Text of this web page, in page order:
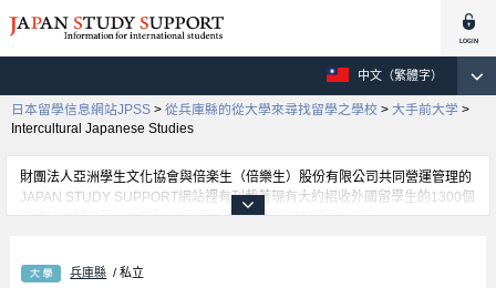
中文（繁體字）
日本留學信息網站JPSS > 從兵庫縣的從大學來尋找留學之學校 > 大手前大学 >
Intercultural Japanese Studies
財團法人亞洲學生文化協會與倍楽生（倍樂生）股份有限公司共同營運管理的
JAPAN STUDY SUPPORT網站裡有刊載著現有大約招收外國留學生的1300個
學校的大學學部、大學院、短期大學、專門學校的招生訊息。
Nutrition學部、Global Nursing學部、Business Administration學部等各別學
兵庫縣 / 私立